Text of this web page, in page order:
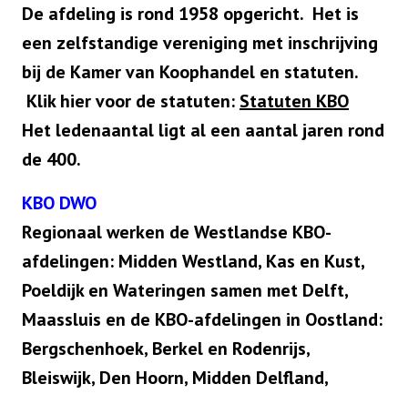
De afdeling is rond 1958 opgericht. Het is
een zelfstandige vereniging met inschrijving
bij de Kamer van Koophandel en statuten.
Klik hier voor de statuten: Statuten KBO
Het ledenaantal ligt al een aantal jaren rond
de 400.
KBO DWO
Regionaal werken de Westlandse KBO-
afdelingen: Midden Westland, Kas en Kust,
Poeldijk en Wateringen samen met Delft,
Maassluis en de KBO-afdelingen in Oostland:
Bergschenhoek, Berkel en Rodenrijs,
Bleiswijk, Den Hoorn, Midden Delfland,